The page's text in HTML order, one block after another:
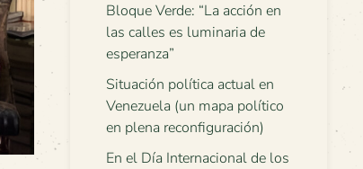
Bloque Verde: “La acción en
las calles es luminaria de
esperanza”
Situación política actual en
Venezuela (un mapa político
en plena reconfiguración)
En el Día Internacional de los